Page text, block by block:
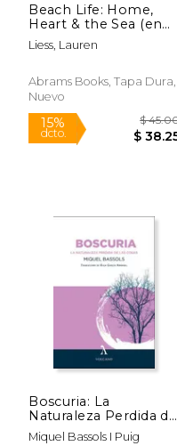
Beach Life: Home,
Heart & the Sea (en
Inglés)
Liess, Lauren
Abrams Books, Tapa Dura,
Nuevo
Boscuria: La
Naturaleza Perdida de
las Cosas
Miquel Bassols I Puig